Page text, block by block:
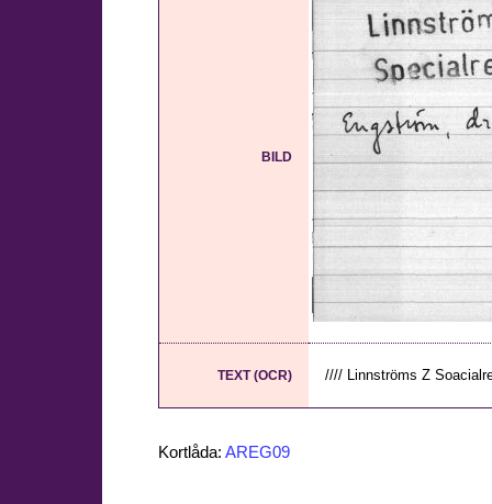
BILD
TEXT (OCR) //// Linnströms Z
Kortlåda: AREG09